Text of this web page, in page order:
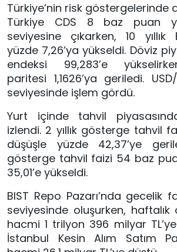
Türkiye’nin risk göstergelerinde
Türkiye CDS 8 baz puan
seviyesine çıkarken, 10
yüzde 7,26’ya yükseldi. Döviz
endeksi 99,283’e
paritesi 1,1626’ya geriledi.
seviyesinde işlem gördü.
Yurt içinde tahvil
izlendi. 2 yıllık gösterge tahvil
düşüşle yüzde 42,37’ye
gösterge tahvil faizi 54 baz
35,01’e yükseldi.
BIST Repo Pazarı’nda gecelik
seviyesinde oluşurken,
hacmi 1 trilyon 396 milyar
İstanbul Kesin Alım Satım